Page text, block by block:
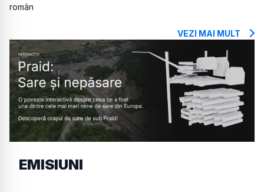
român
VEZI MAI MULT
EMISIUNI